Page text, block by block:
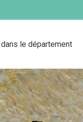
le département